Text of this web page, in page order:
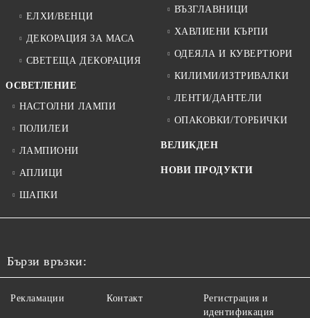
ЕЛХИ/ВЕНЦИ
ДЕКОРАЦИЯ ЗА МАСА
СВЕТЕЩА ДЕКОРАЦИЯ
ОСВЕТЛЕНИЕ
НАСТОЛНИ ЛАМПИ
ПОЛИЛЕИ
ЛАМПИОНИ
АПЛИЦИ
ШАПКИ
ВЪЗГЛАВНИЦИ
ХАВЛИЕНИ КЪРПИ
ОДЕЯЛА И КУВЕРТЮРИ
КИЛИМИ/ИЗТРИВАЛКИ
ЛЕНТИ/ДАНТЕЛИ
ОПАКОВКИ/ТОРБИЧКИ
ВЕЛИКДЕН
НОВИ ПРОДУКТИ
Бързи връзки:
Рекламации Контакт
Регистрация и
идентификация